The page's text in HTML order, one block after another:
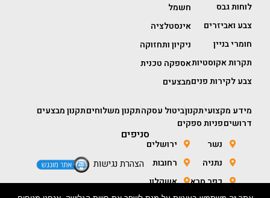
לוחות גבס
צבע ואביזרים
חומרי בניין
תקרות אקוסטיות
צבע לקירות פנים
חשמל
אינסטלציה
ניקיון ותחזוקה
אספקה טכנית
מבצעים
מידע מקצועיתקנוןביטול עסקהתקנון משלוחיםתקנון מבצעים
דרושיםפניות ספקים
סניפים
נשר
נתניה
כפר סבא
ירושלים
רחובות
אשקלון
הצהרת נגישות